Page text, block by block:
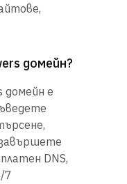
домейн?
домейн е
DNS,
7